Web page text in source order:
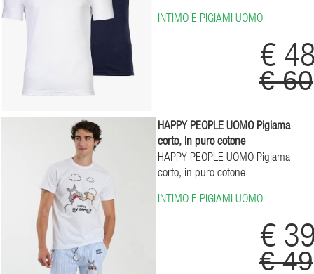
INTIMO E PIGIAMI UOMO
€
€ 60
HAPPY PEOPLE UOMO Pigiama
corto, in puro cotone
HAPPY PEOPLE UOMO Pigiama
corto, in puro cotone
INTIMO E PIGIAMI UOMO
€
€ 49